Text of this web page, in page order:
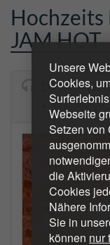
Unsere
Cookies,
Webseite
Setzen von
die
Cookies
Nähere
Sie in
können nur
Hochzeits
JAM HOT
DJ JAM
• „DJ JAM